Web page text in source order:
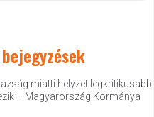
miatti helyzet legkritikusabb
– Magyarország Kormánya